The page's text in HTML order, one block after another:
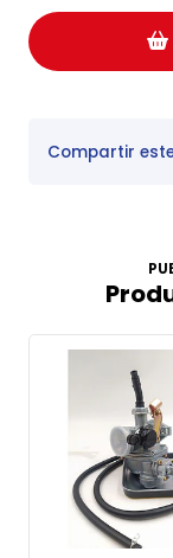
Compartir